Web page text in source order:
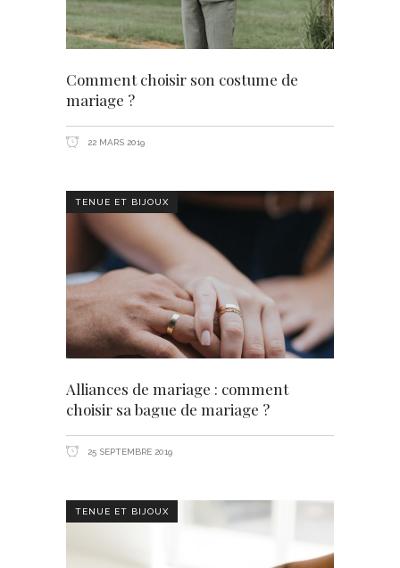
Comment choisir son costume de
mariage ?
22 MARS 2019
TENUE ET BIJOUX
Alliances de mariage : comment
choisir sa bague de mariage ?
25 SEPTEMBRE 2019
TENUE ET BIJOUX